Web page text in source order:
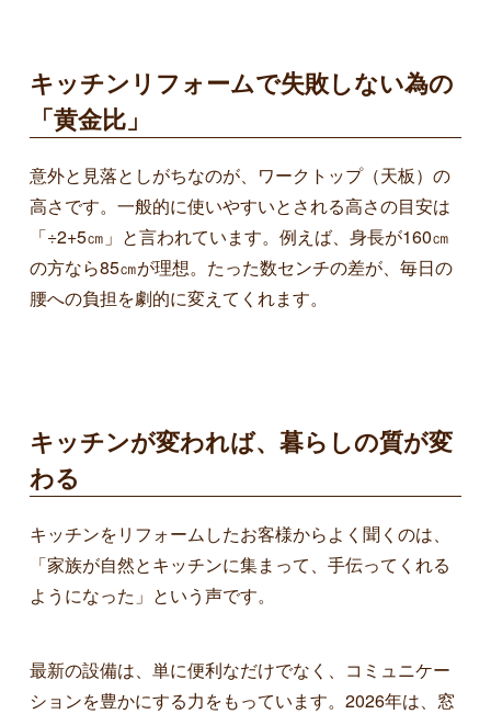
キッチンリフォームで失敗しない為の
「黄金比」
意外と見落としがちなのが、ワークトップ（天板）の
高さです。一般的に使いやすいとされる高さの目安は
「÷2+5㎝」と言われています。例えば、身長が160㎝
の方なら85㎝が理想。たった数センチの差が、毎日の
腰への負担を劇的に変えてくれます。
キッチンが変われば、暮らしの質が変
わる
キッチンをリフォームしたお客様からよく聞くのは、
「家族が自然とキッチンに集まって、手伝ってくれる
ようになった」という声です。
最新の設備は、単に便利なだけでなく、コミュニケー
ションを豊かにする力をもっています。2026年は、窓